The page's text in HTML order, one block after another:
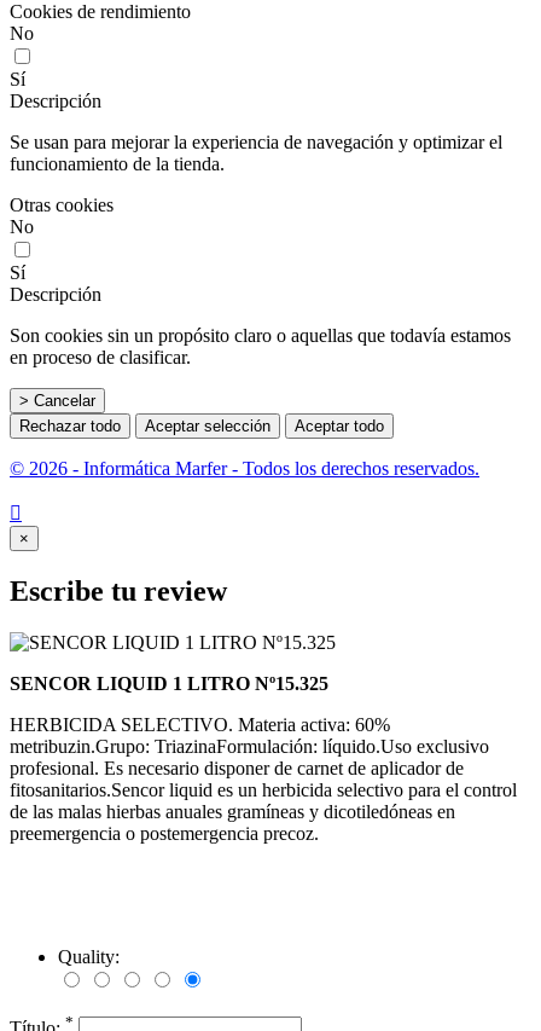
Cookies de rendimiento
No
Sí
Descripción
Se usan para mejorar la experiencia de navegación y optimizar el
funcionamiento de la tienda.
Otras cookies
No
Sí
Descripción
Son cookies sin un propósito claro o aquellas que todavía estamos
en proceso de clasificar.
> Cancelar
Rechazar todo
Aceptar selección Aceptar todo
© 2026 - Informática Marfer - Todos los derechos reservados.

×
Escribe tu review
SENCOR LIQUID 1 LITRO Nº15.325
HERBICIDA SELECTIVO. Materia activa: 60%
metribuzin.Grupo: TriazinaFormulación: líquido.Uso exclusivo
profesional. Es necesario disponer de carnet de aplicador de
fitosanitarios.Sencor liquid es un herbicida selectivo para el control
de las malas hierbas anuales gramíneas y dicotiledóneas en
preemergencia o postemergencia precoz.
Quality:
*